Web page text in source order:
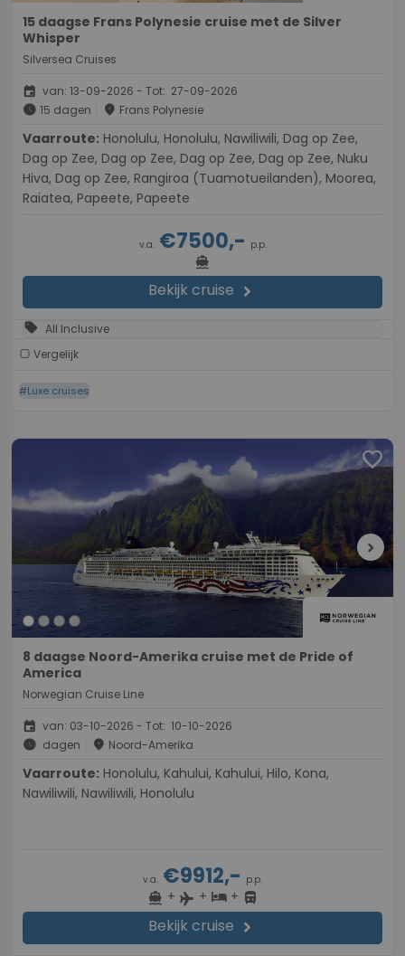
15 daagse Frans Polynesie cruise met de Silver
Whisper
Silversea Cruises
event van: 13-09-2026 - Tot: 27-09-2026
schedule 15 dagen place Frans Polynesie
Vaarroute:
Dag op Zee, Dag op Zee, Dag op Zee, Dag op Zee, Nuku
Hiva, Dag op Zee, Rangiroa (Tuamotueilanden), Moorea,
Raiatea, Papeete, Papeete
v.a.€7500,- p.p.
directions_boat
Bekijk cruise chevron_right
sell All Inclusive
Vergelijk
#Luxe cruises
favorite
chevron_right
8 daagse Noord-Amerika cruise met de Pride of
America
Norwegian Cruise Line
event van: 03-10-2026 - Tot: 10-10-2026
schedule dagen place Noord-Amerika
Vaarroute:
Nawiliwili, Nawiliwili, Honolulu
v.a. €9912,- p.p.
directions_boat + flight + hotel+ directions_bus
Bekijk cruise chevron_right